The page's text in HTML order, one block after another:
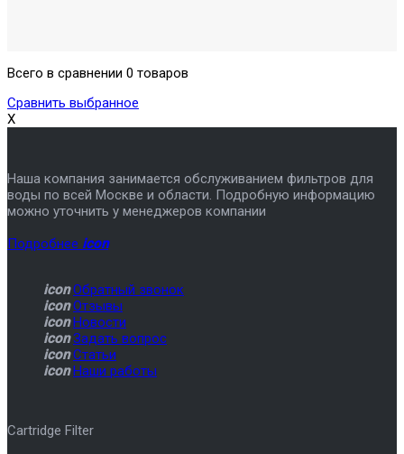
Всего в сравнении 0 товаров
Сравнить выбранное
X
Наша компания занимается обслуживанием фильтров для
воды по всей Москве и области. Подробную информацию
можно уточнить у менеджеров компании
Подробнее icon
icon Обратный звонок
icon Отзывы
icon Новости
icon Задать вопрос
icon Статьи
icon Наши работы
Cartridge Filter